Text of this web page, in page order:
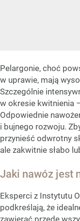
Pelargonie, choć
w uprawie, mają
Szczególnie
w okresie kwitnienia
Odpowiednie
i bujnego rozwoju.
przynieść odwrotny
ale zakwitnie słabo
Jaki nawóz jest
Eksperci z Instytutu
podkreślają, że
zawierać przede